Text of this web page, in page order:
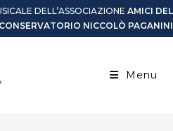
DELL’ASSOCIAZIONE AMICI DEL
NICCOLÒ PAGANINI
Menu